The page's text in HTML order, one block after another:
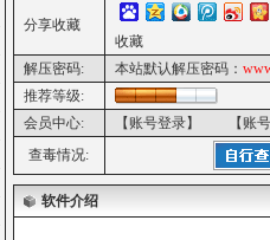
分享收藏
收藏
解压密码:
本站默认解压密码：
推荐等级:
会员中心:
【账号登录】
【账
查毒情况:
软件介绍